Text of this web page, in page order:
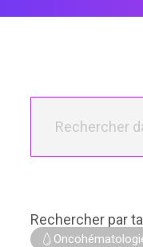
Rechercher par